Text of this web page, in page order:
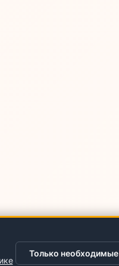
Только необходимые